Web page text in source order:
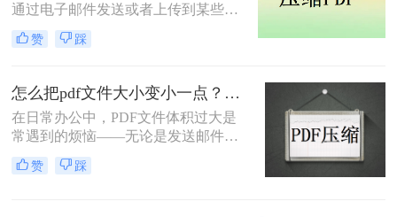
通过电子邮件发送或者上传到某些对
文件大小有限制的平台时，压缩PDF
文件变得尤为重要。那么pdf怎么压缩
PDF压缩方法。
赞 踩
怎么把pdf文件大小变小一点？四种方法对比，一看就懂！
在日常办公中，PDF文件体积过大是
常遇到的烦恼——无论是发送邮件受
限于附件大小，还是上传系统提示文
件超限，都让人头疼。那么，怎么把
赞 踩